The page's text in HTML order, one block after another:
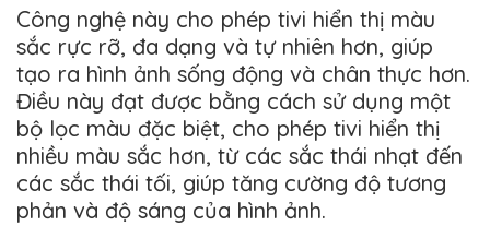
Công nghệ này cho phép tivi hiển thị màu
sắc rực rỡ, đa dạng và tự nhiên hơn, giúp
tạo ra hình ảnh sống động và chân thực hơn.
Điều này đạt được bằng cách sử dụng một
bộ lọc màu đặc biệt, cho phép tivi hiển thị
nhiều màu sắc hơn, từ các sắc thái nhạt đến
các sắc thái tối, giúp tăng cường độ tương
phản và độ sáng của hình ảnh.